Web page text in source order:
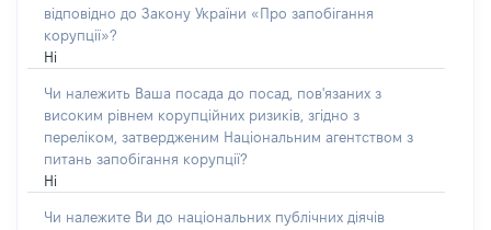
відповідно до Закону України «Про запобігання
корупції»?
Ні
Чи належить Ваша посада до посад, пов'язаних з
високим рівнем корупційних ризиків, згідно з
переліком, затвердженим Національним агентством з
питань запобігання корупції?
Ні
Чи належите Ви до національних публічних діячів